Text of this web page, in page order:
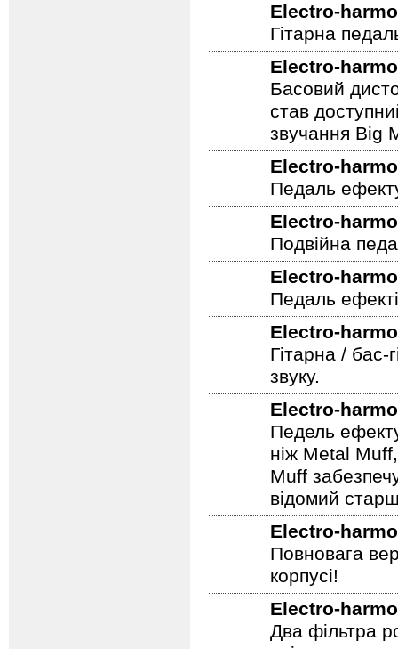
Electro-
Гітарна
Electro-
Басовий
став
звучання Big
Electro-
Педаль
Electro-
Подвійна
Electro-
Педаль
Electro-
Гітарна / бас-
звуку.
Electro-
Педель
ніж Metal
Muff
відомий
Electro-
Повновага
корпусі!
Electro-
Два фільтра